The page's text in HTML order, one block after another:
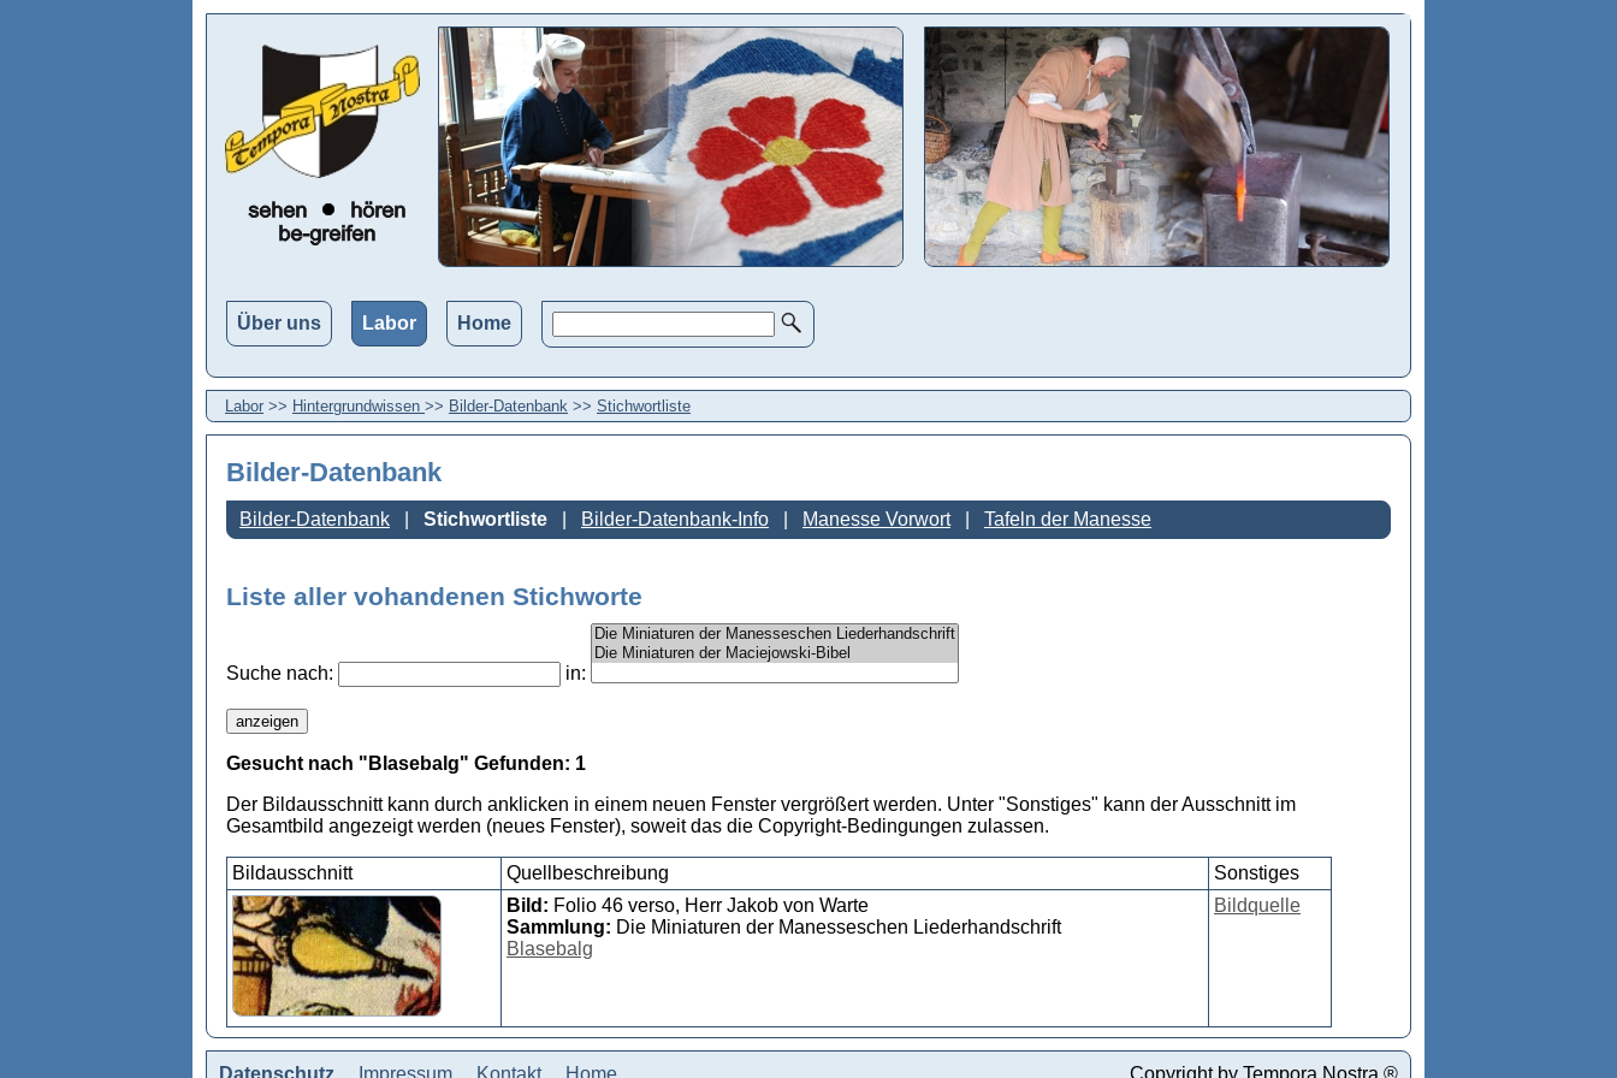
Über uns Labor Home
Labor >> Hintergrundwissen >> Bilder-Datenbank >> Stichwortliste
Bilder-Datenbank
Bilder-Datenbank Stichwortliste Bilder-Datenbank-Info Manesse Vorwort Tafeln der Manesse
Liste aller vohandenen Stichworte
Suche nach: in:
Gesucht nach "Blasebalg" Gefunden: 1
Der Bildausschnitt kann durch anklicken in einem neuen Fenster vergrößert werden. Unter "Sonstiges" kann der Ausschnitt im
Gesamtbild angezeigt werden (neues Fenster), soweit das die Copyright-Bedingungen zulassen.
Bildausschnitt Quellbeschreibung
Sonstiges
Bild: Folio 46 verso, Herr Jakob von Warte
Sammlung: Die Miniaturen der Manesseschen Liederhandschrift
Blasebalg
Bildquelle
Datenschutz Impressum Kontakt Home Copyright by Tempora Nostra ®